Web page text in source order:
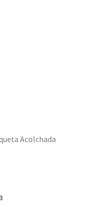
Acolchada